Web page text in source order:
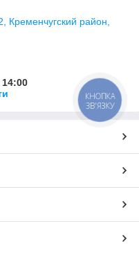
Кременчугский район,
КНОПКА
ЗВ'ЯЗКУ